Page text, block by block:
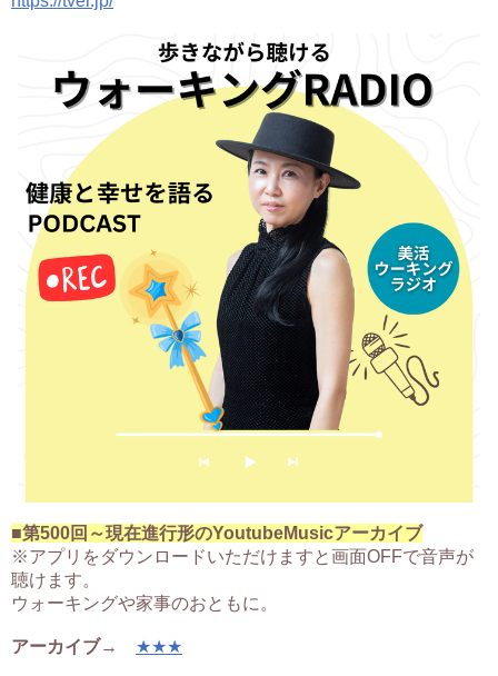
■第500回～現在進行形のYoutubeMusicアーカイブ
※アプリをダウンロードいただけますと画面OFFで音声が
聴けます。
ウォーキングや家事のおともに。
アーカイブ→ ★★★